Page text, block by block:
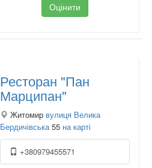
Оцінити
Ресторан "Пан
Марципан"
Житомир вулиця Велика
Бердичівська55 на карті
+380979455571